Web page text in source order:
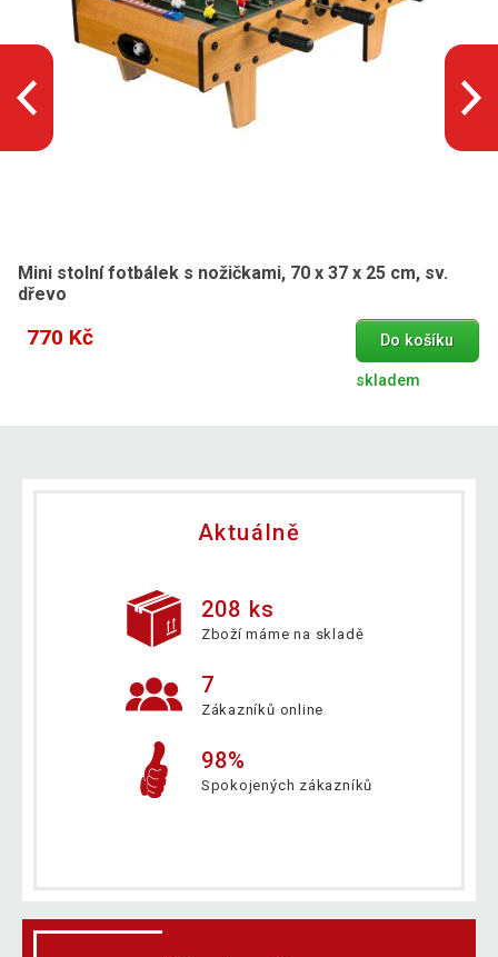
Mini stolní fotbálek s nožičkami, 70 x 37 x 25 cm, sv.
dřevo
770 Kč Do košíku
skladem
Aktuálně
208 ks
Zboží máme na skladě
7
Zákazníků online
98%
Spokojených zákazníků